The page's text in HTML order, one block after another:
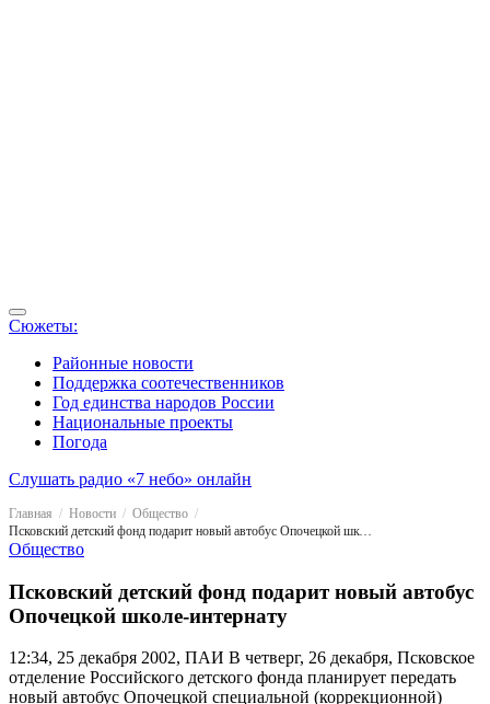
Сюжеты:
Районные новости
Поддержка соотечественников
Год единства народов России
Национальные проекты
Погода
Слушать радио «7 небо» онлайн
Главная Новости
Общество
Псковский детский фонд подарит новый автобус Опочецкой школе-интернату
Общество
Псковский детский фонд подарит новый автобус
Опочецкой школе-интернату
12:34, 25 декабря 2002, ПАИ В четверг, 26 декабря, Псковское
отделение Российского детского фонда планирует передать
новый автобус Опочецкой специальной (коррекционной)